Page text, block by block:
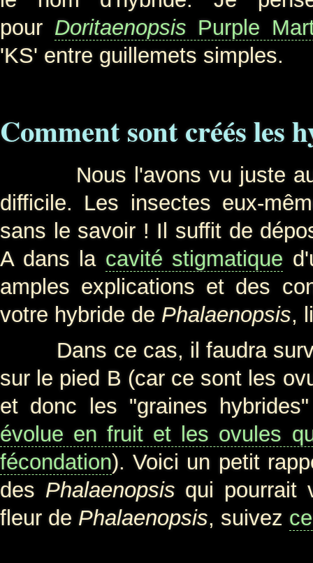
pour Doritaenopsis Purple
'KS' entre guillemets simples.
Comment sont créés les
Nous l'avons vu juste au-
difficile. Les insectes eux-
sans le savoir ! Il suffit de
A dans la cavité stigmatique
amples explications et des
votre hybride de Phalaenopsis,
Dans ce cas, il faudra
sur le pied B (car ce sont les
et donc les "graines
évolue en fruit et les ovules
fécondation). Voici un petit
des Phalaenopsis qui pourrait
fleur de Phalaenopsis, suivez